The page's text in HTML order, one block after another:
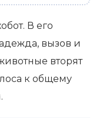
В его
вызов и
вторят
к общему